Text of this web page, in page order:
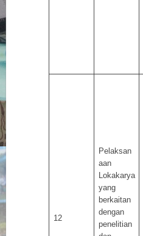
12
Pelaksan
aan
Lokakarya
yang
berkaitan
dengan
penelitian